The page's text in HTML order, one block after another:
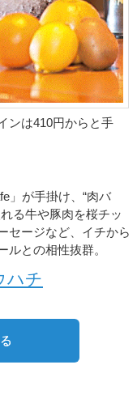
ンは410円からと手
」が手掛け、“肉バ
る牛や豚肉を桜チッ
セージなど、イチから
との相性抜群。
ハチ